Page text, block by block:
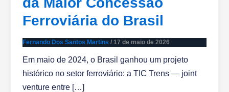
Ferroviária do Brasil
Fernando Dos Santos Martins/ 17 de maio de 2026
Em maio de 2024, o Brasil ganhou um projeto
histórico no setor ferroviário: a TIC Trens — joint
venture entre […]